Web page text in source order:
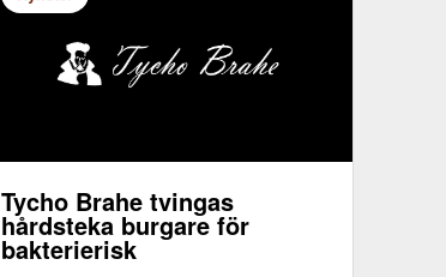
Tycho Brahe tvingas
hårdsteka burgare för
bakterierisk